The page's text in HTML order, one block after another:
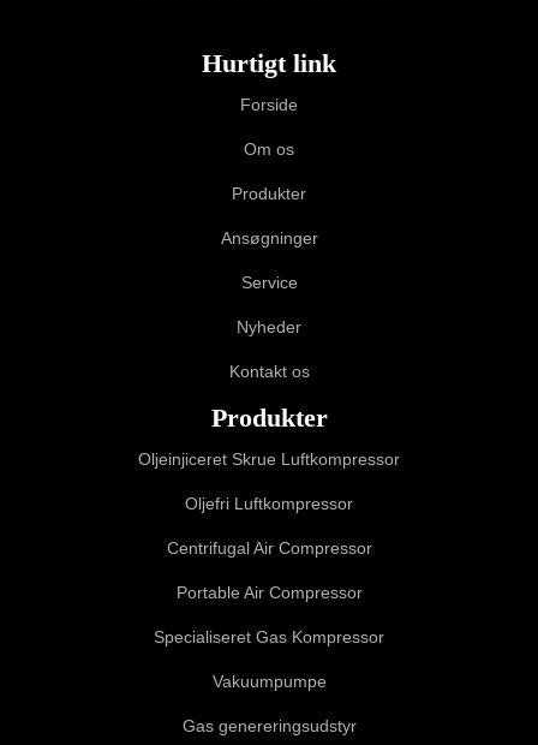
Hurtigt link
Forside
Om os
Produkter
Ansøgninger
Service
Nyheder
Kontakt os
Produkter
Oljeinjiceret Skrue Luftkompressor
Oljefri Luftkompressor
Centrifugal Air Compressor
Portable Air Compressor
Specialiseret Gas Kompressor
Vakuumpumpe
Gas genereringsudstyr